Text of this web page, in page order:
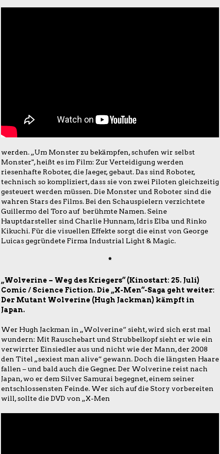
werden. „Um Monster zu bekämpfen, schufen wir selbst
Monster", heißt es im Film: Zur Verteidigung werden
riesenhafte Roboter, die Jaeger, gebaut. Das sind Roboter,
technisch so kompliziert, dass sie von zwei Piloten gleichzeitig
gesteuert werden müssen. Die Monster und Roboter sind die
wahren Stars des Films. Bei den Schauspielern verzichtete
Guillermo del Toro auf berühmte Namen. Seine
Hauptdarsteller sind Charlie Hunnam, Idris Elba und Rinko
Kikuchi. Für die visuellen Effekte sorgt die einst von George
Luicas gegründete Firma Industrial Light & Magic.
*
„Wolverine – Weg des Kriegers“ (Kinostart: 25. Juli)
Comic / Science Fiction. Die „X-Men“-Saga geht weiter:
Der Mutant Wolverine (Hugh Jackman) kämpft in
Japan.
Wer Hugh Jackman in „Wolverine“ sieht, wird sich erst mal
wundern: Mit Rauschebart und Strubbelkopf sieht er wie ein
verwirrter Einsiedler aus und nicht wie der Mann, der 2008
den Titel „sexiest man alive“ gewann. Doch die längsten Haare
fallen – und bald auch die Gegner. Der Wolverine reist nach
Japan, wo er dem Silver Samurai begegnet, einem seiner
entschlossensten Feinde. Wer sich auf die Story vorbereiten
will, sollte die DVD von „X-Men